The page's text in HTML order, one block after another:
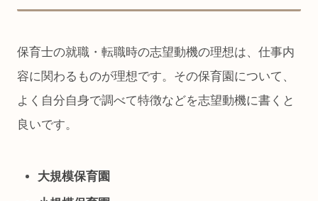
保育士の就職・転職時の志望動機の理想は、仕事内
容に関わるものが理想です。その保育園について、
よく自分自身で調べて特徴などを志望動機に書くと
良いです。
大規模保育園